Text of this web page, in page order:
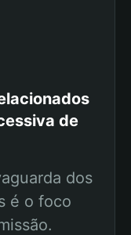
de
dos
é o foco